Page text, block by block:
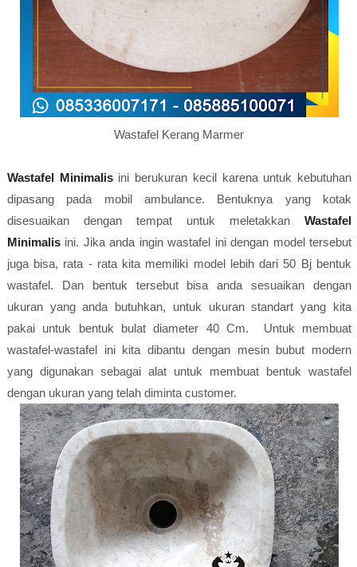
Wastafel Kerang Marmer
Wastafel Minimalisini berukuran kecil karena untuk kebutuhan
dipasang pada mobil ambulance. Bentuknya yang kotak
disesuaikan dengan tempat untuk meletakkan Wastafel
Minimalisini. Jika anda ingin wastafel ini dengan model tersebut
juga bisa, rata - rata kita memiliki model lebih dari 50 Bj bentuk
wastafel. Dan bentuk tersebut bisa anda sesuaikan dengan
ukuran yang anda butuhkan, untuk ukuran standart yang kita
pakai untuk bentuk bulat diameter 40 Cm. Untuk membuat
wastafel-wastafel ini kita dibantu dengan mesin bubut modern
yang digunakan sebagai alat untuk membuat bentuk wastafel
dengan ukuran yang telah diminta customer.